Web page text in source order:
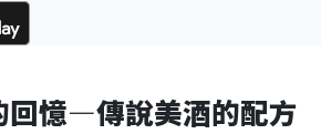
回憶—傳說美酒的配方